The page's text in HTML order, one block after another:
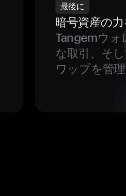
最後に
暗号資産の
Tangemウォ
な取引、そ
ワップを管